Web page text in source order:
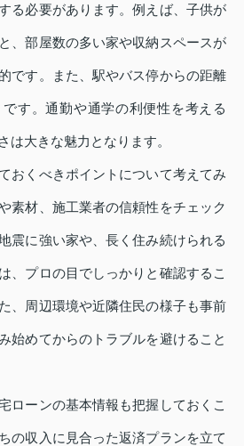
る必要があります。例えば、子供が
、部屋数の多い家や収納スペースが
です。また、駅やバス停からの距離
す。通勤や通学の利便性を考える
は大きな魅力となります。
おくべきポイントについて考えてみ
素材、施工業者の信頼性をチェック
震に強い家や、長く住み続けられる
、プロの目でしっかりと確認するこ
、周辺環境や近隣住民の様子も事前
始めてからのトラブルを避けること
ローンの基本情報も把握しておくこ
の収入に見合った返済プランを立て